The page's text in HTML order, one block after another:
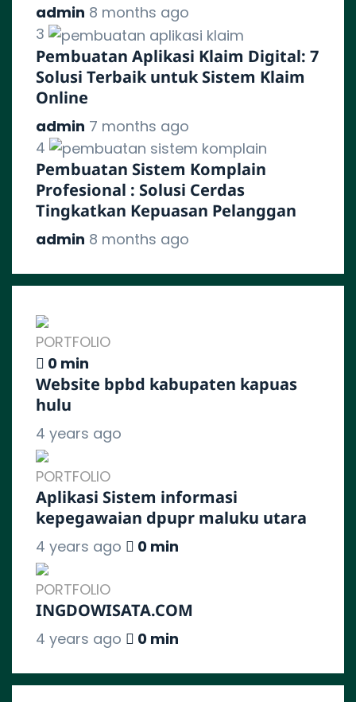
admin 8 months ago
3
Pembuatan Aplikasi Klaim Digital: 7
Solusi Terbaik untuk Sistem Klaim
Online
admin 7 months ago
4
Pembuatan Sistem Komplain
Profesional : Solusi Cerdas
Tingkatkan Kepuasan Pelanggan
admin 8 months ago
PORTFOLIO
0 min
Website bpbd kabupaten kapuas
hulu
4 years ago
PORTFOLIO
Aplikasi Sistem informasi
kepegawaian dpupr maluku utara
4 years ago 0 min
PORTFOLIO
INGDOWISATA.COM
4 years ago 0 min